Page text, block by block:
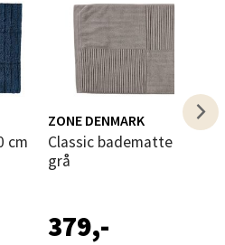
ZONE DENMARK
Classic badematte 50x80 cm
grå
379,-